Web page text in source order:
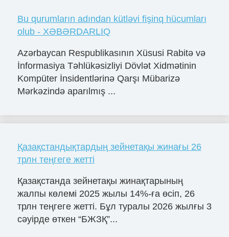
Bu qurumların adından kütləvi fişinq hücumları
olub - XƏBƏRDARLIQ
Azərbaycan Respublikasının Xüsusi Rabitə və
İnformasiya Təhlükəsizliyi Dövlət Xidmətinin
Kompüter İnsidentlərinə Qarşı Mübarizə
Mərkəzində aparılmış ...
Қазақстандықтардың зейнетақы жинағы 26
трлн теңгеге жетті
Қазақстанда зейнетақы жинақтарының
жалпы көлемі 2025 жылы 14%-ға өсіп, 26
трлн теңгеге жетті. Бұл туралы 2026 жылғы 3
сәуірде өткен “БЖЗҚ”...